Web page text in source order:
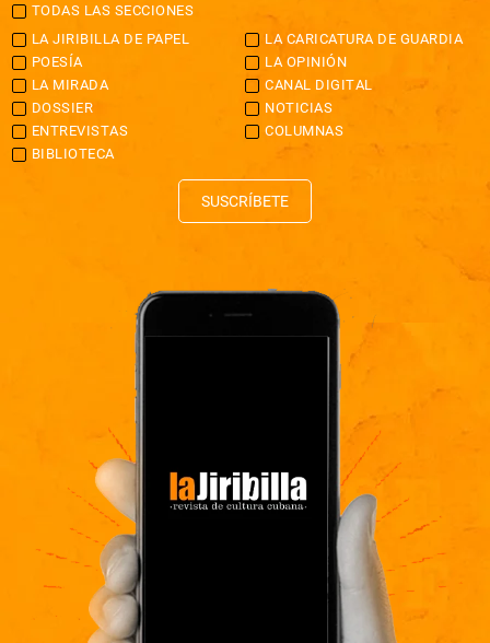
TODAS LAS SECCIONES
LA JIRIBILLA DE PAPEL
LA CARICATURA DE GUARDIA
POESÍA
LA OPINIÓN
LA MIRADA
CANAL DIGITAL
DOSSIER
NOTICIAS
ENTREVISTAS
COLUMNAS
BIBLIOTECA
SUSCRÍBETE